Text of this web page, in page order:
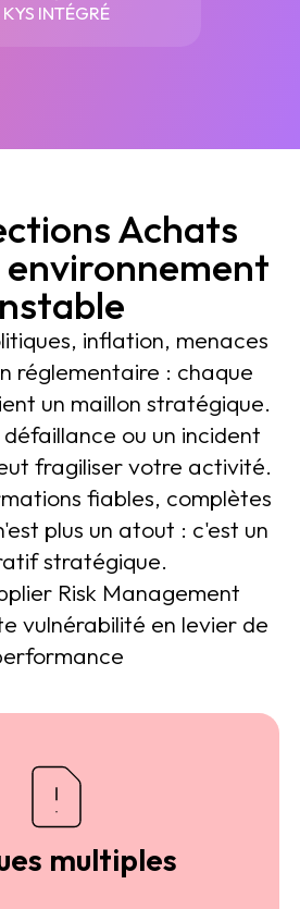
KYS INTÉGRÉ
Achats
environnement
inflation, menaces
réglementaire : chaque
un maillon stratégique.
ou un incident
fragiliser votre activité.
fiables, complètes
plus un atout : c'est un
stratégique.
Risk Management
vulnérabilité en levier de
multiples